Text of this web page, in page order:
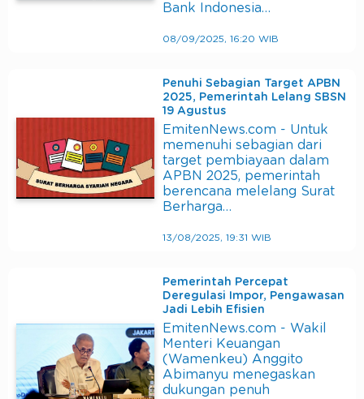
Bank Indonesia…
08/09/2025, 16:20 WIB
Penuhi Sebagian Target APBN
2025, Pemerintah Lelang SBSN
19 Agustus
EmitenNews.com - Untuk
memenuhi sebagian dari
target pembiayaan dalam
APBN 2025, pemerintah
berencana melelang Surat
Berharga…
13/08/2025, 19:31 WIB
Pemerintah Percepat
Deregulasi Impor, Pengawasan
Jadi Lebih Efisien
EmitenNews.com - Wakil
Menteri Keuangan
(Wamenkeu) Anggito
Abimanyu menegaskan
dukungan penuh